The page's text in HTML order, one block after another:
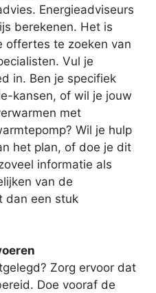
Energieadviseurs
berekenen. Het is
offertes te zoeken van
Vul je
in. Ben je specifiek
kansen, of wil je jouw
met
Wil je hulp
het plan, of doe je dit
informatie als
van de
dan een stuk
Zorg ervoor dat
Doe vooraf de